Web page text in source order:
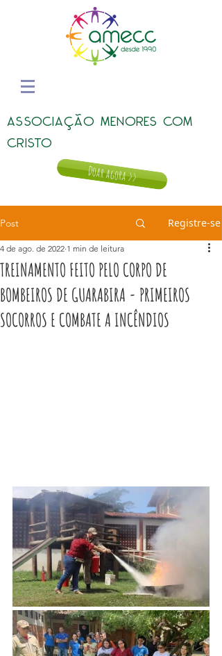
ASSOCIAÇÃO MENORES COM
CRISTO
Doar agora >>
Post Registre-se
TREINAMENTO FEITO PELO CORPO DE
BOMBEIROS DE GUARABIRA - PRIMEIROS
SOCORROS E COMBATE A INCÊNDIOS
4 de ago. de 2022 1 min de leitura